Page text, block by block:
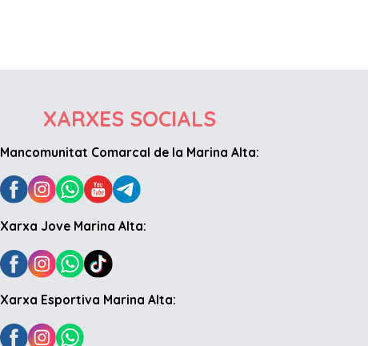
XARXES SOCIALS
Mancomunitat Comarcal de la Marina Alta:
Xarxa Jove Marina Alta:
Xarxa Esportiva Marina Alta: